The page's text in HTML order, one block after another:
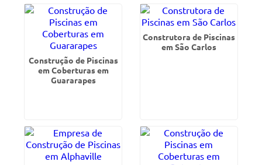
Construção de Piscinas
em Coberturas em
Guararapes
Construtora de Piscinas
em São Carlos